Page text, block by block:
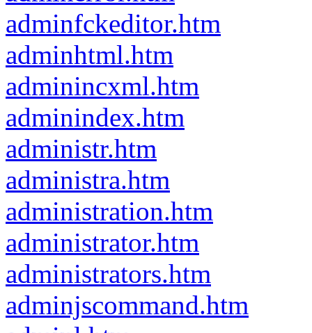
adminfckeditor.htm
adminhtml.htm
adminincxml.htm
adminindex.htm
administr.htm
administra.htm
administration.htm
administrator.htm
administrators.htm
adminjscommand.htm